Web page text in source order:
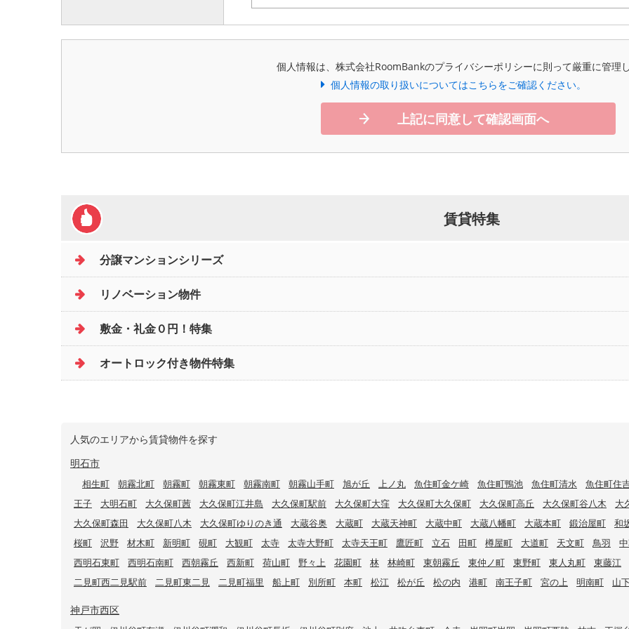
個人情報は、株式会社RoomBankのプライバシーポリシーに則って厳重に管理
個人情報の取り扱いについてはこちらをご確認ください。
上記に同意して確認画面へ
賃貸特集
分譲マンションシリーズ
リノベーション物件
敷金・礼金０円！特集
オートロック付き物件特集
人気のエリアから賃貸物件を探す
明石市
相生町 朝霧北町 朝霧町 朝霧東町 朝霧南町 朝霧山手町 旭が丘 上ノ丸 魚住町金ケ崎 魚住町鴨池 魚住町清水
魚住町住
王子
大明石町 大久保町茜 大久保町江井島 大久保町駅前 大久保町大窪 大久保町大久保町 大久保町高丘 大久保町谷八木
大
大久保町森田
大久保町八木 大久保町ゆりのき通 大蔵谷奥 大蔵町 大蔵天神町 大蔵中町 大蔵八幡町 大蔵本町 鍛治屋町
和
桜町
沢野 材木町 新明町 硯町 大観町 太寺 太寺大野町 太寺天王町 鷹匠町 立石 田町 樽屋町 大道町 天文町 鳥羽
西明石東町
西明石南町 西朝霧丘 西新町 荷山町 野々上 花園町 林 林崎町 東朝霧丘 東仲ノ町 東野町 東人丸町
東藤江
二見町西二見駅前
二見町東二見 二見町福里 船上町 別所町 本町 松江 松が丘 松の内 港町 南王子町 宮の上 明南町 山
神戸市西区